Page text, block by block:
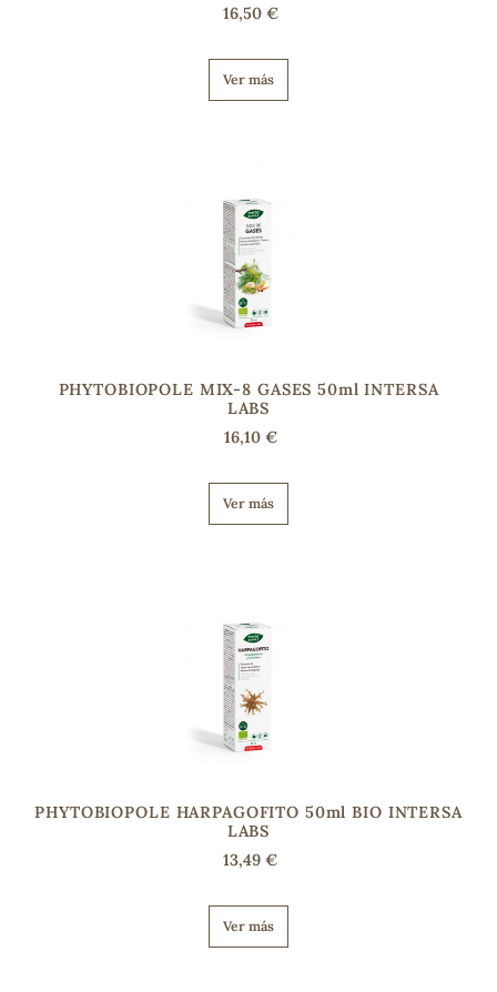
16,50 €
Ver más
PHYTOBIOPOLE MIX-8 GASES 50ml INTERSA
LABS
16,10 €
Ver más
PHYTOBIOPOLE HARPAGOFITO 50ml BIO INTERSA
LABS
13,49 €
Ver más